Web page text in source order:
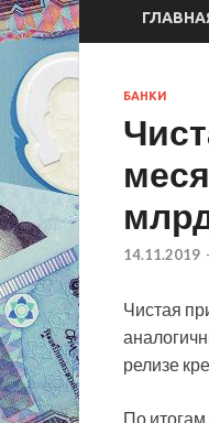
БАНКИ
14.11.2019 -
Чистая
релизе
По